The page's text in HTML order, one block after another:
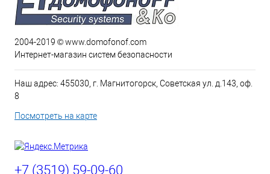
2004-2019 © www.domofonof.com
Интернет-магазин систем безопасности
Наш адрес: 455030, г. Магнитогорск, Советская ул. д.143, оф.
8
Посмотреть на карте
+7 (3519) 59-09-60